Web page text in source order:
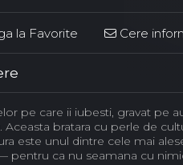
la Favorite Cere
pe care ii iubesti, gravat pe
Aceasta bratara cu perle de
este unul dintre cele mai
pentru ca nu seamana cu